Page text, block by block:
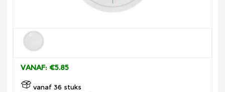
VANAF: €5.85
vanaf 36 stuks